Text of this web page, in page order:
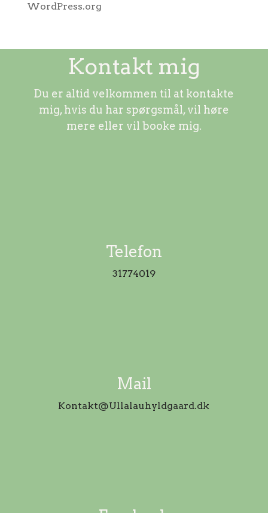
WordPress.org
Kontakt mig
Du er altid velkommen til at kontakte
mig, hvis du har spørgsmål, vil høre
mere eller vil booke mig.
Telefon
31774019
Mail
Kontakt@Ullalauhyldgaard.dk